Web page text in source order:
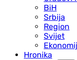
BiH
Srbija
Region
Svijet
Hronika